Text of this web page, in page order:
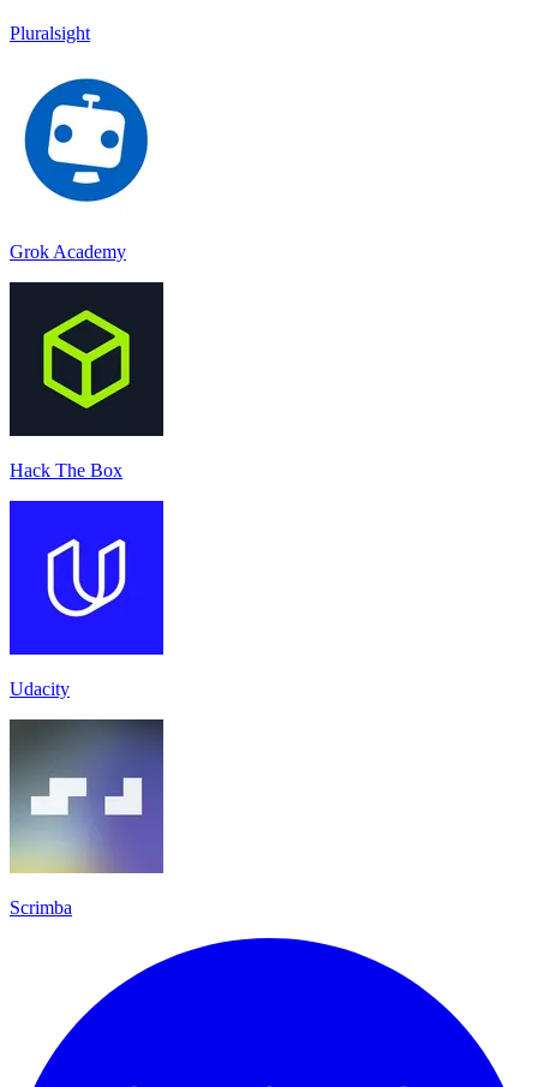
Pluralsight
Grok Academy
Hack The Box
Udacity
Scrimba